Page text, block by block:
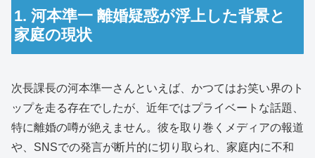
1. 河本準一 離婚疑惑が浮上した背景と
家庭の現状
次長課長の河本準一さんといえば、かつてはお笑い界のト
ップを走る存在でしたが、近年ではプライベートな話題、
特に離婚の噂が絶えません。彼を取り巻くメディアの報道
や、SNSでの発言が断片的に切り取られ、家庭内に不和